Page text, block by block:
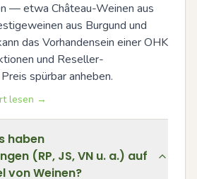
— etwa Château-Weinen aus
aus Burgund und
das Vorhandensein einer OHK
und Reseller-
spürbar anheben.
lesen →
haben
(RP, JS, VN u. a.) auf
von Weinen?